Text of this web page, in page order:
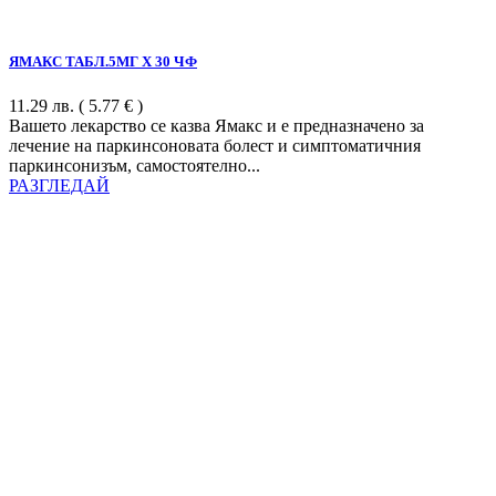
ЯМАКС ТАБЛ.5МГ Х 30 ЧФ
11.29 лв. ( 5.77 € )
Вашето лекарство се казва Ямакс и е предназначено за
лечение на паркинсоновата болест и симптоматичния
паркинсонизъм, самостоятелно...
РАЗГЛЕДАЙ